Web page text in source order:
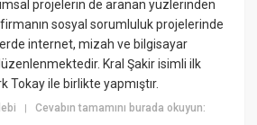
projelerin de aranan yüzlerinden
sosyal sorumluluk projelerinde
internet, mizah ve bilgisayar
Kral Şakir isimli ilk
Tokay ile birlikte yapmıştır.
|Cevabın tamamını burada okuyun: